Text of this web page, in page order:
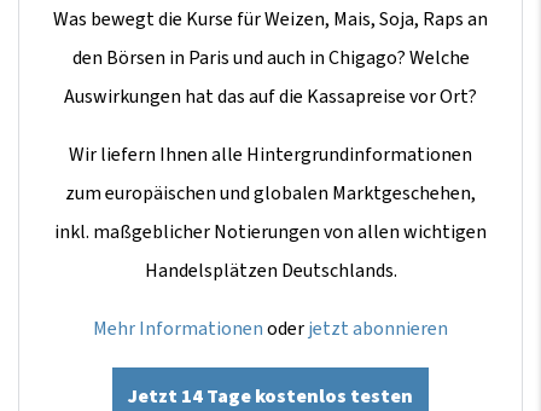
Was bewegt die Kurse für Weizen, Mais, Soja, Raps an
den Börsen in Paris und auch in Chigago? Welche
Auswirkungen hat das auf die Kassapreise vor Ort?
Wir liefern Ihnen alle Hintergrundinformationen
zum europäischen und globalen Marktgeschehen,
inkl. maßgeblicher Notierungen von allen wichtigen
Handelsplätzen Deutschlands.
Mehr Informationenoderjetzt abonnieren
Jetzt 14 Tage kostenlos testen